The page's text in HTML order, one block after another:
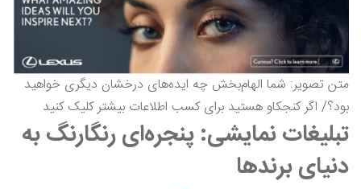
متن تصویر: شما الهام‌بخش چه ایده‌های درخشان دیگری خواهید
بود؟/ اگر کنجکاو هستید برای کسب اطلاعات بیشتر کلیک کنید
تبلیغات نمایشی: پنجره‌ای رنگارنگ به
دنیای برندها